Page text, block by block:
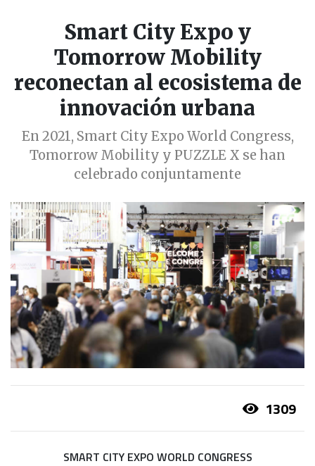
Smart City Expo y
Tomorrow Mobility
reconectan al ecosistema de
innovación urbana
En 2021, Smart City Expo World Congress,
Tomorrow Mobility y PUZZLE X se han
celebrado conjuntamente
1309
SMART CITY EXPO WORLD CONGRESS